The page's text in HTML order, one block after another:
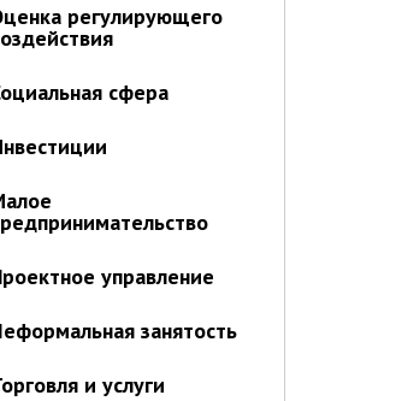
регулирующего
сфера
управление
занятость
и услуги